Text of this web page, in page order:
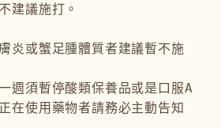
建議施打。
炎或蟹足腫體質者建議暫不施
週須暫停酸類保養品或是口服A
在使用藥物者請務必主動告知